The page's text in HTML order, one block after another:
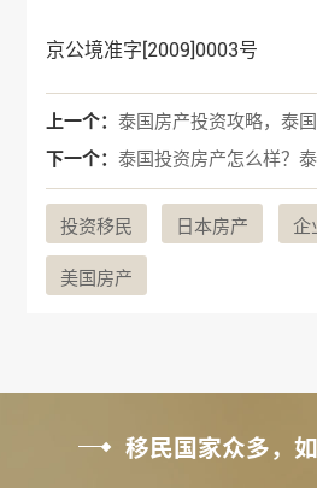
京公境准字[2009]0003号
上一个：
下一个： 泰国投资房产怎么样？
投资移民 日本房产 企
美国房产
移民国家众多，如